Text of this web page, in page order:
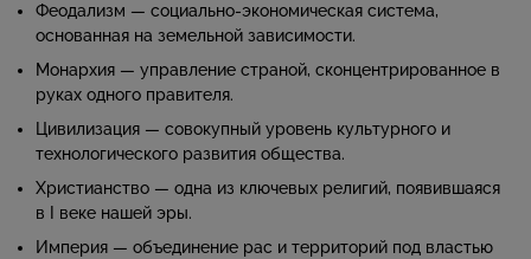
Феодализм — социально-экономическая система,
основанная на земельной зависимости.
Монархия — управление страной, сконцентрированное в
руках одного правителя.
Цивилизация — совокупный уровень культурного и
технологического развития общества.
Христианство — одна из ключевых религий, появившаяся
в I веке нашей эры.
Империя — объединение рас и территорий под властью